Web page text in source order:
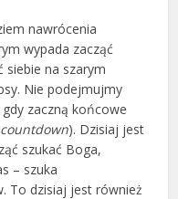
nawrócenia
wypada zacząć
siebie na szarym
Nie podejmujmy
zaczną końcowe
). Dzisiaj jest
szukać Boga,
– szuka
To dzisiaj jest również